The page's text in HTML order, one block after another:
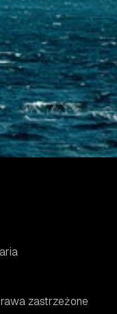
zastrzeżone